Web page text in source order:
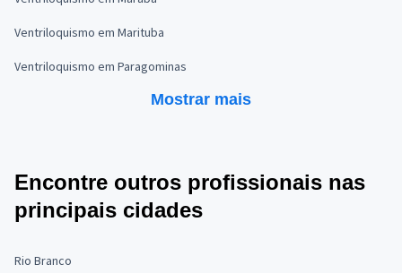
Ventriloquismo em Marituba
Ventriloquismo em Paragominas
Mostrar mais
Encontre outros profissionais nas
principais cidades
Rio Branco